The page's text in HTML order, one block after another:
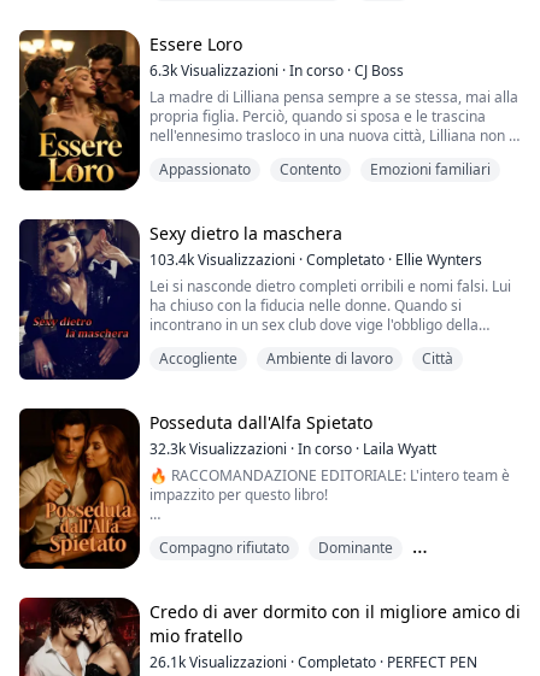
mentre le sue dita scivolavano giù dal mio seno pieno
per insinuarsi tra le mie cosce.
Fui inchiodata sul letto da...
Essere Loro
6.3kVisualizzazioni ·In corso ·CJ Boss
La madre di Lilliana pensa sempre a se stessa, mai alla
propria figlia. Perciò, quando si sposa e le trascina
nell'ennesimo trasloco in una nuova città, Lilliana non si
quanto non lo sia stata da anni. Il suo nuovo
altri due fratellastri ...
Appassionato Contento Emozioni familiari
Sexy dietro la maschera
103.4kVisualizzazioni ·Completato · Ellie Wynters
Lei si nasconde dietro completi orribili e nomi falsi. Lui
ha chiuso con la fiducia nelle donne. Quando si
incontrano in un sex club dove vige l'obbligo della
dando battaglia ai tavoli del consiglio di
Alla Taylor Industries, lei è Joy Smith: la direttrice
finanziaria sciatta che affoga le curve in poliestere
infor...
Accogliente Ambiente di lavoro Città
Posseduta dall'Alfa Spietato
32.3kVisualizzazioni ·In corso · Laila Wyatt
🔥 RACCOMANDAZIONE EDITORIALE: L'intero team è
impazzito per questo libro!
ha mai commesso. Quando l'Alpha Brian la spedisce
nel dominio dei predatori più pericolosi al mondo, non
le sta affidando una missione.
Compagno rifiutato
Dominante
Credo di aver dormito con il migliore amico di
mio fratello
26.1kVisualizzazioni ·Completato · PERFECT PEN